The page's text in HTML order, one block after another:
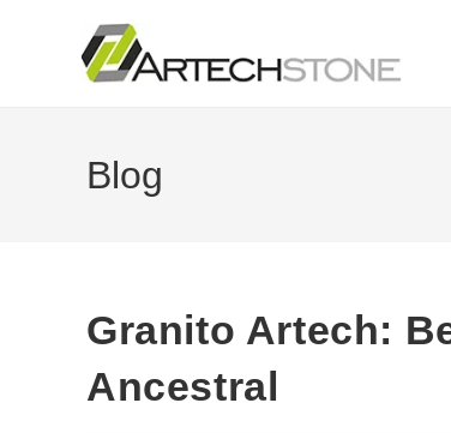
Blog
Granito Artech:
Ancestral